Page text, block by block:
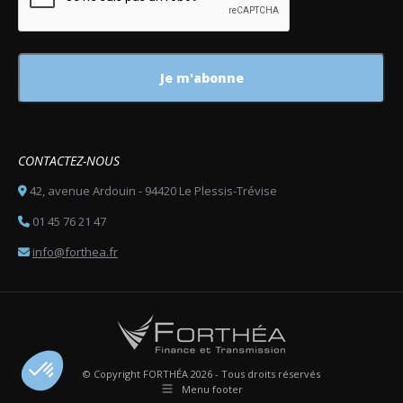
CONTACTEZ-NOUS
42, avenue Ardouin - 94420 Le Plessis-Trévise
01 45 76 21 47
info@forthea.fr
© Copyright FORTHÉA 2026 - Tous droits réservés
Menu footer